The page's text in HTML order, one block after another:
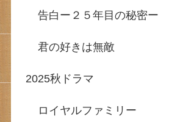
告白ー２５年目の秘密ー
君の好きは無敵
2025秋ドラマ
ロイヤルファミリー